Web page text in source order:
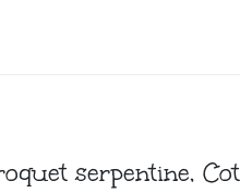
serpentine,